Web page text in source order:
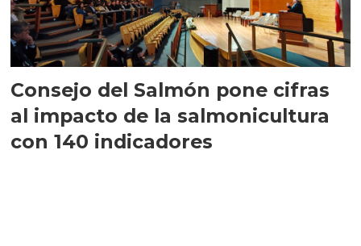
Consejo del Salmón pone cifras
al impacto de la salmonicultura
con 140 indicadores